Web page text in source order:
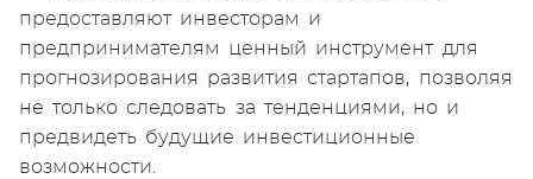
предоставляют инвесторам и
предпринимателям ценный инструмент для
прогнозирования развития стартапов, позволяя
не только следовать за тенденциями, но и
предвидеть будущие инвестиционные
возможности.